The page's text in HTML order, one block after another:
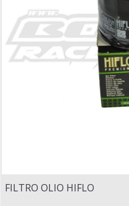
FILTRO OLIO HIFLO